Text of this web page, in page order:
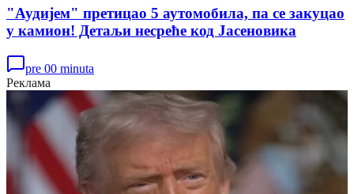
"Аудијем" претицао 5 аутомобила, па се закуцао
у камион! Детаљи несреће код Јасеновика
pre 00 minuta
Реклама